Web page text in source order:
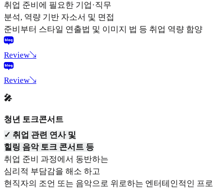
취업 준비에 필요한 기업·직무
분석, 역량 기반 자소서 및 면접
준비부터 스타일 연출법 및 이미지 법 등 취업 역량 함양
Review↘
Review↘
🎤
청년 토크콘서트
✓ 취업 관련 연사 및
힐링 음악 토크 콘서트 등
취업 준비 과정에서 동반하는
심리적 부담감을 해소 하고
현직자의 조언 또는 음악으로 위로하는 엔터테인적인 프로